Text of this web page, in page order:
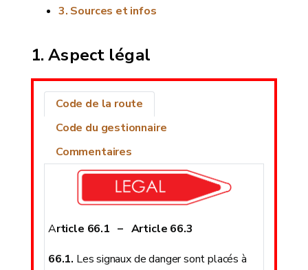
Sources et infos
Aspect légal
Code de la route
Code du gestionnaire
Commentaires
Article 66.1 – Article 66.3
66.1. Les signaux de danger sont placés à